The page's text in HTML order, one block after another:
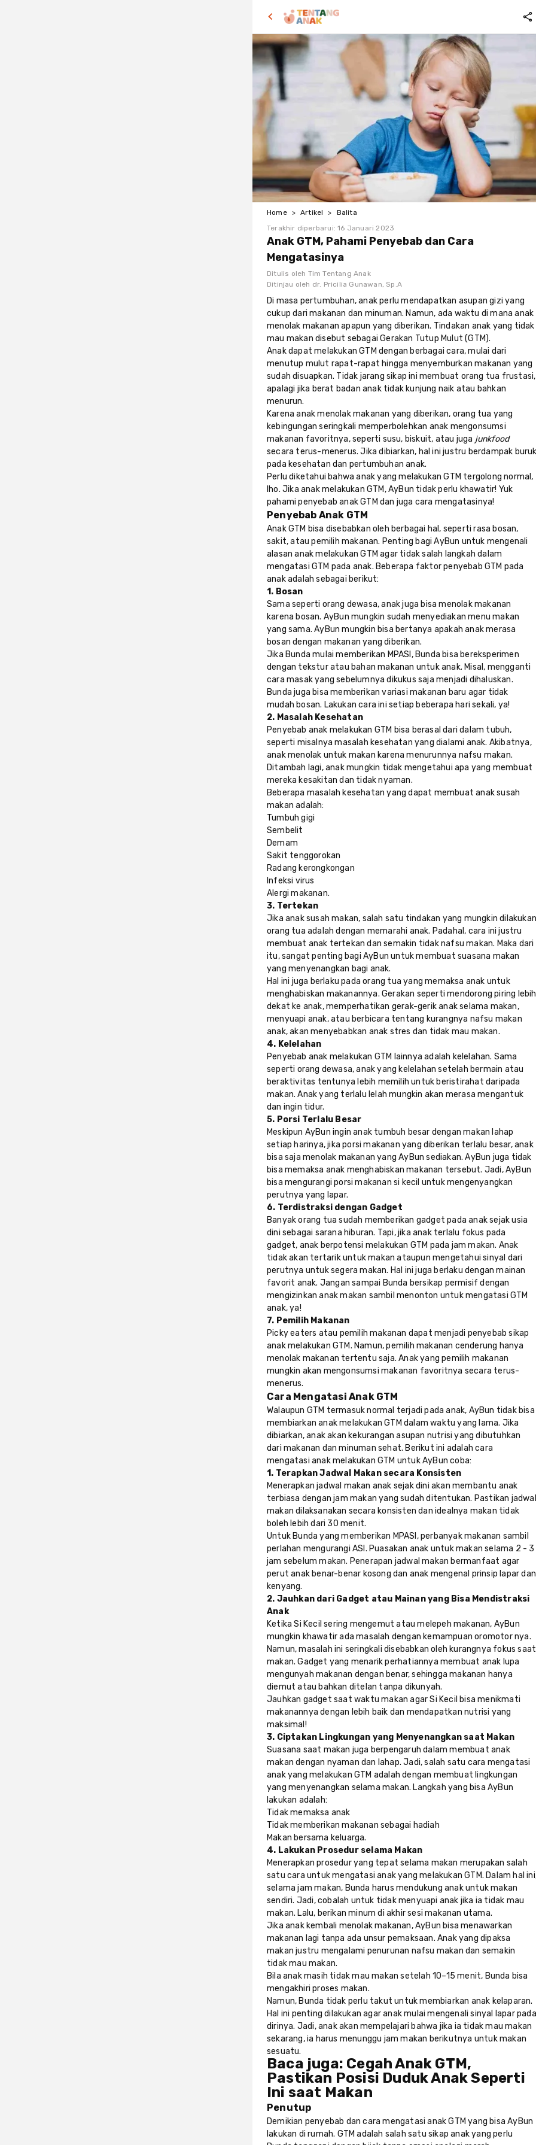
Home > Artikel >
Balita
Terakhir diperbarui:16 Januari 2023
Anak GTM, Pahami Penyebab dan Cara
Mengatasinya
Ditulis oleh Tim Tentang Anak
Ditinjau oleh dr. Pricilia Gunawan, Sp.A
Di masa pertumbuhan, anak perlu mendapatkan asupan gizi yang
cukup dari makanan dan minuman. Namun, ada waktu di mana anak
menolak makanan apapun yang diberikan. Tindakan anak yang tidak
mau makan disebut sebagai Gerakan Tutup Mulut (GTM).
Anak dapat melakukan GTM dengan berbagai cara, mulai dari
menutup mulut rapat-rapat hingga menyemburkan makanan yang
sudah disuapkan. Tidak jarang sikap ini membuat orang tua frustasi,
apalagi jika berat badan anak tidak kunjung naik atau bahkan
menurun.
Karena anak menolak makanan yang diberikan, orang tua yang
kebingungan seringkali memperbolehkan anak mengonsumsi
makanan favoritnya, seperti susu, biskuit, atau juga junkfood
secara terus-menerus. Jika dibiarkan, hal ini justru berdampak
pada kesehatan dan pertumbuhan anak.
Perlu diketahui bahwa anak yang melakukan GTM tergolong normal,
lho. Jika anak melakukan GTM, AyBun tidak perlu khawatir! Yuk
pahami penyebab anak GTM dan juga cara mengatasinya!
Penyebab Anak GTM
Anak GTM bisa disebabkan oleh berbagai hal, seperti rasa bosan,
sakit, atau pemilih makanan. Penting bagi AyBun untuk mengenali
alasan anak melakukan GTM agar tidak salah langkah dalam
mengatasi GTM pada anak. Beberapa faktor penyebab GTM pada
anak adalah sebagai berikut:
1. Bosan
Sama seperti orang dewasa, anak juga bisa menolak makanan
karena bosan. AyBun mungkin sudah menyediakan menu makan
yang sama. AyBun mungkin bisa bertanya apakah anak merasa
bosan dengan makanan yang diberikan.
Jika Bunda mulai memberikan MPASI, Bunda bisa bereksperimen
dengan tekstur atau bahan makanan untuk anak. Misal, mengganti
cara masak yang sebelumnya dikukus saja menjadi dihaluskan.
Bunda juga bisa memberikan variasi makanan baru agar tidak
mudah bosan. Lakukan cara ini setiap beberapa hari sekali, ya!
2. Masalah Kesehatan
Penyebab anak melakukan GTM bisa berasal dari dalam tubuh,
seperti misalnya masalah kesehatan yang dialami anak. Akibatnya,
anak menolak untuk makan karena menurunnya nafsu makan.
Ditambah lagi, anak mungkin tidak mengetahui apa yang membuat
mereka kesakitan dan tidak nyaman.
Beberapa masalah kesehatan yang dapat membuat anak susah
makan adalah:
Tumbuh gigi
Sembelit
Demam
Sakit tenggorokan
Radang kerongkongan
Infeksi virus
Alergi makanan.
3. Tertekan
Jika anak susah makan, salah satu tindakan yang mungkin
orang tua adalah dengan memarahi anak. Padahal, cara ini justru
membuat anak tertekan dan semakin tidak nafsu makan. Maka dari
itu, sangat penting bagi AyBun untuk membuat suasana makan
yang menyenangkan bagi anak.
Hal ini juga berlaku pada orang tua yang memaksa anak untuk
menghabiskan makanannya. Gerakan seperti mendorong piring lebih
dekat ke anak, memperhatikan gerak-gerik anak selama makan,
menyuapi anak, atau berbicara tentang kurangnya nafsu makan
anak, akan menyebabkan anak stres dan tidak mau makan.
4. Kelelahan
Penyebab anak melakukan GTM lainnya adalah kelelahan. Sama
seperti orang dewasa, anak yang kelelahan setelah bermain atau
beraktivitas tentunya lebih memilih untuk beristirahat daripada
makan. Anak yang terlalu lelah mungkin akan merasa mengantuk
dan ingin tidur.
5. Porsi Terlalu Besar
Meskipun AyBun ingin anak tumbuh besar dengan makan lahap
setiap harinya, jika porsi makanan yang diberikan terlalu besar, anak
bisa saja menolak makanan yang AyBun sediakan. AyBun juga tidak
bisa memaksa anak menghabiskan makanan tersebut. Jadi, AyBun
bisa mengurangi porsi makanan si kecil untuk mengenyangkan
perutnya yang lapar.
6. Terdistraksi dengan Gadget
Banyak orang tua sudah memberikan gadget pada anak sejak usia
dini sebagai sarana hiburan. Tapi, jika anak terlalu fokus pada
gadget, anak berpotensi melakukan GTM pada jam makan. Anak
tidak akan tertarik untuk makan ataupun mengetahui sinyal dari
perutnya untuk segera makan. Hal ini juga berlaku dengan mainan
favorit anak. Jangan sampai Bunda bersikap permisif dengan
mengizinkan anak makan sambil menonton untuk mengatasi GTM
anak, ya!
7. Pemilih Makanan
Picky eaters atau pemilih makanan dapat menjadi penyebab sikap
anak melakukan GTM. Namun, pemilih makanan cenderung hanya
menolak makanan tertentu saja. Anak yang pemilih makanan
mungkin akan mengonsumsi makanan favoritnya secara terus-
menerus.
Cara Mengatasi Anak GTM
Walaupun GTM termasuk normal terjadi pada anak, AyBun tidak bisa
membiarkan anak melakukan GTM dalam waktu yang lama. Jika
dibiarkan, anak akan kekurangan asupan nutrisi yang dibutuhkan
dari makanan dan minuman sehat. Berikut ini adalah cara
mengatasi anak melakukan GTM untuk AyBun coba:
1. Terapkan Jadwal Makan secara Konsisten
Menerapkan jadwal makan anak sejak dini akan membantu anak
terbiasa dengan jam makan yang sudah ditentukan. Pastikan jadwal
makan dilaksanakan secara konsisten dan idealnya makan tidak
boleh lebih dari 30 menit.
Untuk Bunda yang memberikan MPASI, perbanyak makanan sambil
perlahan mengurangi ASI. Puasakan anak untuk makan selama 2 - 3
jam sebelum makan. Penerapan jadwal makan bermanfaat agar
perut anak benar-benar kosong dan anak mengenal prinsip lapar dan
kenyang.
2. Jauhkan dari Gadget atau Mainan yang Bisa Mendistraksi
Anak
Ketika Si Kecil sering mengemut atau melepeh makanan, AyBun
mungkin khawatir ada masalah dengan kemampuan oromotor nya.
Namun, masalah ini seringkali disebabkan oleh kurangnya fokus saat
makan. Gadget yang menarik perhatiannya membuat anak lupa
mengunyah makanan dengan benar, sehingga makanan hanya
diemut atau bahkan ditelan tanpa dikunyah.
Jauhkan gadget saat waktu makan agar Si Kecil bisa menikmati
makanannya dengan lebih baik dan mendapatkan nutrisi yang
maksimal!
3. Ciptakan Lingkungan yang Menyenangkan saat Makan
Suasana saat makan juga berpengaruh dalam membuat anak
makan dengan nyaman dan lahap. Jadi, salah satu cara mengatasi
anak yang melakukan GTM adalah dengan membuat lingkungan
yang menyenangkan selama makan. Langkah yang bisa AyBun
lakukan adalah:
Tidak memaksa anak
Tidak memberikan makanan sebagai hadiah
Makan bersama keluarga.
4. Lakukan Prosedur selama Makan
Menerapkan prosedur yang tepat selama makan merupakan salah
satu cara untuk mengatasi anak yang melakukan GTM. Dalam hal
selama jam makan, Bunda harus mendukung anak untuk makan
sendiri. Jadi, cobalah untuk tidak menyuapi anak jika ia tidak mau
makan. Lalu, berikan minum di akhir sesi makanan utama.
Jika anak kembali menolak makanan, AyBun bisa menawarkan
makanan lagi tanpa ada unsur pemaksaan. Anak yang dipaksa
makan justru mengalami penurunan nafsu makan dan semakin
tidak mau makan.
Bila anak masih tidak mau makan setelah 10–15 menit, Bunda bisa
mengakhiri proses makan.
Namun, Bunda tidak perlu takut untuk membiarkan anak kelaparan.
Hal ini penting dilakukan agar anak mulai mengenali sinyal lapar pada
dirinya. Jadi, anak akan mempelajari bahwa jika ia tidak mau makan
sekarang, ia harus menunggu jam makan berikutnya untuk makan
sesuatu.
Baca juga: Cegah Anak GTM,
Pastikan Posisi Duduk Anak Seperti
Ini saat Makan
Penutup
Demikian penyebab dan cara mengatasi anak GTM yang bisa AyBun
lakukan di rumah. GTM adalah salah satu sikap anak yang perlu